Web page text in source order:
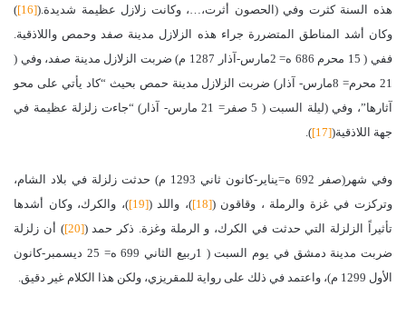
هذه السنة كثرت وفي(الحصون أثرت،…، وكانت زلازل عظيمة شديدة.([16]
)
وكان أشد المناطق المتضررة جراء هذه الزلازل مدينة صفد وحمص واللاذقية.
ففي ( 15 محرم 686 ه= 2مارس-آذار 1287 م) ضربت الزلازل مدينة صفد، وفي (
21
محرم= 8مارس- آذار) ضربت الزلازل مدينة حمص بحيث “كاد يأتي على محو
آثارها”، وفي
(ليلة السبت ( 5 صفر= 21 مارس- آذار) “جاءت زلزلة عظيمة في
جهة اللاذقية([17]
).
وفي شهر(صفر 692 ه=يناير-كانون ثاني 1293 م) حدثت زلزلة في بلاد الشام،
وتركزت في غزة والرملة ، وقاقون ([18] )، واللد ([19]
)، والكرك، وكان أشدها
تأثيراً الزلزلة التي حدثت في الكرك، و الرملة وغزة. ذكر حمد ([20]
) أن زلزلة
ضربت مدينة دمشق في يوم السبت ( 1ربيع الثاني 699 ه= 25
ديسمبر-كانون
الأول 1299 م)، واعتمد في ذلك على رواية للمقريزي، ولكن هذا الكلام غير
دقيق.